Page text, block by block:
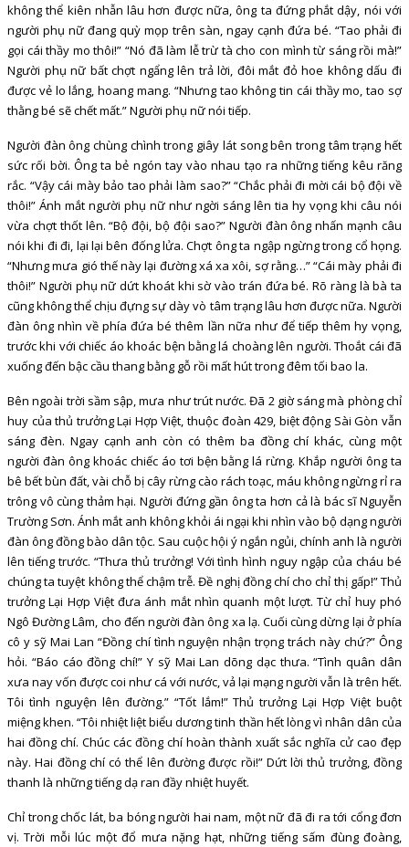
không thể kiên nhẫn lâu hơn được nữa, ông ta đứng phắt dậy, nói với
người phụ nữ đang quỳ mọp trên sàn, ngay cạnh đứa bé. “Tao phải đi
gọi cái thầy mo thôi!” “Nó đã làm lễ trừ tà cho con mình từ sáng rồi mà!”
Người phụ nữ bất chợt ngẩng lên trả lời, đôi mắt đỏ hoe không dấu đi
được vẻ lo lắng, hoang mang. “Nhưng tao không tin cái thầy mo, tao sợ
thằng bé sẽ chết mất.” Người phụ nữ nói tiếp.
Người đàn ông chùng chình trong giây lát song bên trong tâm trạng hết
sức rối bời. Ông ta bẻ ngón tay vào nhau tạo ra những tiếng kêu răng
rắc. “Vậy cái mày bảo tao phải làm sao?” “Chắc phải đi mời cái bộ đội về
thôi!” Ánh mắt người phụ nữ như ngời sáng lên tia hy vọng khi câu nói
vừa chợt thốt lên. “Bộ đội, bộ đội sao?” Người đàn ông nhấn mạnh câu
nói khi đi đi, lại lại bên đống lửa. Chợt ông ta ngập ngừng trong cổ họng.
“Nhưng mưa gió thế này lại đường xá xa xôi, sợ rằng…” “Cái mày phải đi
thôi!” Người phụ nữ dứt khoát khi sờ vào trán đứa bé. Rõ ràng là bà ta
cũng không thể chịu đựng sự dày vò tâm trạng lâu hơn được nữa. Người
đàn ông nhìn về phía đứa bé thêm lần nữa như để tiếp thêm hy vọng,
trước khi với chiếc áo khoác bện bằng lá choàng lên người. Thoắt cái đã
xuống đến bậc cầu thang bằng gỗ rồi mất hút trong đêm tối bao la.
Bên ngoài trời sầm sập, mưa như trút nước. Đã 2 giờ sáng mà phòng chỉ
huy của thủ trưởng Lại Hợp Việt, thuộc đoàn 429, biệt động Sài Gòn vẫn
sáng đèn. Ngay cạnh anh còn có thêm ba đồng chí khác, cùng một
người đàn ông khoác chiếc áo tơi bện bằng lá rừng. Khắp người ông ta
bê bết bùn đất, vài chỗ bị cây rừng cào rách toạc, máu không ngừng rỉ ra
trông vô cùng thảm hại. Người đứng gần ông ta hơn cả là bác sĩ Nguyễn
Trường Sơn. Ánh mắt anh không khỏi ái ngại khi nhìn vào bộ dạng người
đàn ông đồng bào dân tộc. Sau cuộc hội ý ngắn ngủi, chính anh là người
lên tiếng trước. “Thưa thủ trưởng! Với tình hình nguy ngập của cháu bé
chúng ta tuyệt không thể chậm trễ. Đề nghị đồng chí cho chỉ thị gấp!” Thủ
trưởng Lại Hợp Việt đưa ánh mắt nhìn quanh một lượt. Từ chỉ huy phó
Ngô Đường Lâm, cho đến người đàn ông xa lạ. Cuối cùng dừng lại ở phía
cô y sỹ Mai Lan “Đồng chí tình nguyện nhận trọng trách này chứ?” Ông
hỏi. “Báo cáo đồng chí!” Y sỹ Mai Lan dõng dạc thưa. “Tình quân dân
xưa nay vốn được coi như cá với nước, vả lại mạng người vẫn là trên hết.
Tôi tình nguyện lên đường.” “Tốt lắm!” Thủ trưởng Lại Hợp Việt buột
miệng khen. “Tôi nhiệt liệt biểu dương tinh thần hết lòng vì nhân dân của
hai đồng chí. Chúc các đồng chí hoàn thành xuất sắc nghĩa cử cao đẹp
này. Hai đồng chí có thể lên đường được rồi!” Dứt lời thủ trưởng, đồng
thanh là những tiếng dạ ran đầy nhiệt huyết.
Chỉ trong chốc lát, ba bóng người hai nam, một nữ đã đi ra tới cổng đơn
vị. Trời mỗi lúc một đổ mưa nặng hạt, những tiếng sấm đùng đoàng,